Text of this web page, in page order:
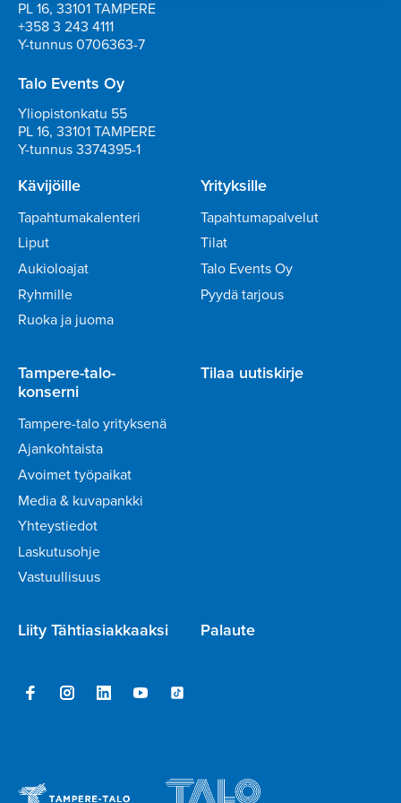
PL 16, 33101 TAMPERE
+358 3 243 4111
Y-tunnus 0706363-7
Talo Events Oy
Yliopistonkatu 55
PL 16, 33101 TAMPERE
Y-tunnus 3374395-1
Kävijöille
Tapahtumakalenteri
Liput
Aukioloajat
Ryhmille
Ruoka ja juoma
Yrityksille
Tapahtumapalvelut
Tilat
Talo Events Oy
Pyydä tarjous
Tampere-talo-
konserni
Tampere-talo yrityksenä
Ajankohtaista
Avoimet työpaikat
Media & kuvapankki
Yhteystiedot
Laskutusohje
Vastuullisuus
Tilaa uutiskirje
Liity Tähtiasiakkaaksi Palaute